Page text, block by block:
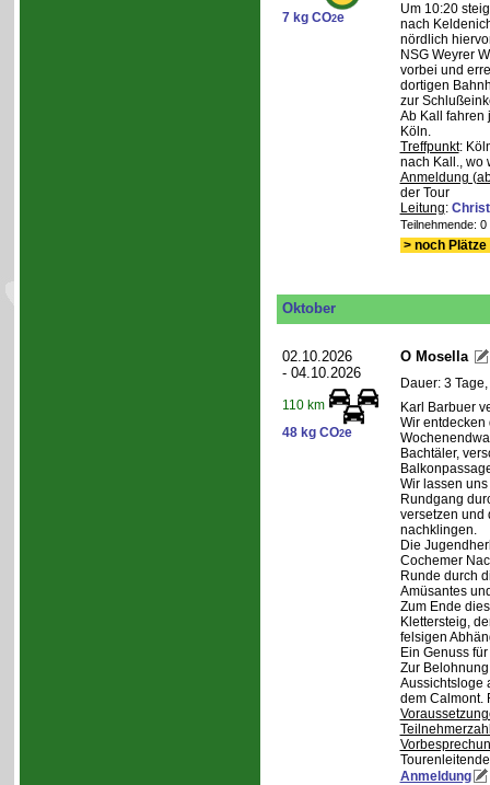
7 kg CO2e
Um 10:20
nach
nördlich
NSG Weyrer
vorbei und
dortigen
zur
Ab Kall fahren
Köln.
Treffpunkt:
nach Kall., wo
Anmeldung
der Tour
Leitung:
Teilnehmende:
> noch
Oktober
02.10.2026
- 04.10.2026
110 km
48 kg CO2e
O Mosella
Dauer: 3
Karl Barbuer
Wir
Bachtäler,
Wir lassen
Rundgang
versetzen und
nachklingen.
Die
Cochemer
Runde durch
Amüsantes
Zum Ende
Klettersteig,
felsigen
Ein Genuss
Zur
Aussichtsloge
dem Calmont.
Anmeldung